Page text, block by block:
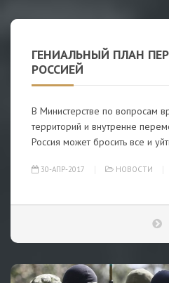
ГЕНИАЛЬНЫЙ ПЛАН
РОССИЕЙ
В Министерстве по вопросам
территорий и внутренне
Россия может бросить все и
30-АПР-2017 НОВОСТИ